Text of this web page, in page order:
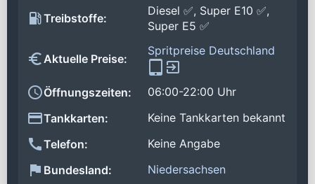
Treibstoffe:
Diesel ✅, Super E10 ✅,
Super E5 ✅
Aktuelle Preise:
Spritpreise Deutschland
Öffnungszeiten:
06:00-22:00 Uhr
Tankkarten:
Keine Tankkarten bekannt
Telefon:
Keine Angabe
Bundesland:
Niedersachsen